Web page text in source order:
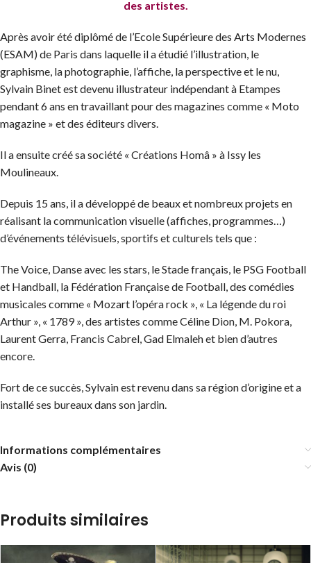
des artistes.
Après avoir été diplômé de l’Ecole Supérieure des Arts Modernes
(ESAM) de Paris dans laquelle il a étudié l’illustration, le
graphisme, la photographie, l’affiche, la perspective et le nu,
Sylvain Binet est devenu illustrateur indépendant à Etampes
pendant 6 ans en travaillant pour des magazines comme « Moto
magazine » et des éditeurs divers.
Il a ensuite créé sa société « Créations Homâ » à Issy les
Moulineaux.
Depuis 15 ans, il a développé de beaux et nombreux projets en
réalisant la communication visuelle (affiches, programmes…)
d’événements télévisuels, sportifs et culturels tels que :
The Voice, Danse avec les stars, le Stade français, le PSG Football
et Handball, la Fédération Française de Football, des comédies
musicales comme « Mozart l’opéra rock », « La légende du roi
Arthur », « 1789 », des artistes comme Céline Dion, M. Pokora,
Laurent Gerra, Francis Cabrel, Gad Elmaleh et bien d’autres
encore.
Fort de ce succès, Sylvain est revenu dans sa région d’origine et a
installé ses bureaux dans son jardin.
Informations complémentaires
Avis (0)
Produits similaires